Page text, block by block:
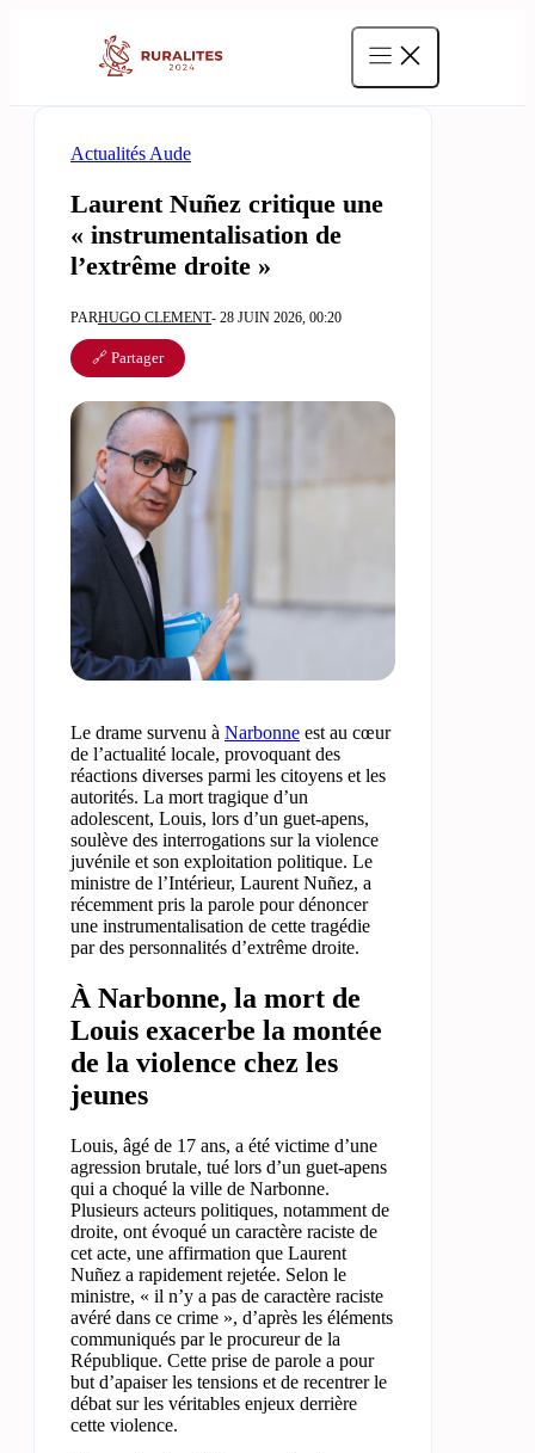
Actualités Aude
Laurent Nuñez critique une
« instrumentalisation de
l’extrême droite »
PARHUGO CLEMENT- 28 JUIN 2026, 00:20
🔗 Partager
Le drame survenu à Narbonne est au cœur
de l’actualité locale, provoquant des
réactions diverses parmi les citoyens et les
autorités. La mort tragique d’un
adolescent, Louis, lors d’un guet-apens,
soulève des interrogations sur la violence
juvénile et son exploitation politique. Le
ministre de l’Intérieur, Laurent Nuñez, a
récemment pris la parole pour dénoncer
une instrumentalisation de cette tragédie
par des personnalités d’extrême droite.
À Narbonne, la mort de
Louis exacerbe la montée
de la violence chez les
jeunes
Louis, âgé de 17 ans, a été victime d’une
agression brutale, tué lors d’un guet-apens
qui a choqué la ville de Narbonne.
Plusieurs acteurs politiques, notamment de
droite, ont évoqué un caractère raciste de
cet acte, une affirmation que Laurent
Nuñez a rapidement rejetée. Selon le
ministre, « il n’y a pas de caractère raciste
avéré dans ce crime », d’après les éléments
communiqués par le procureur de la
République. Cette prise de parole a pour
but d’apaiser les tensions et de recentrer le
débat sur les véritables enjeux derrière
cette violence.